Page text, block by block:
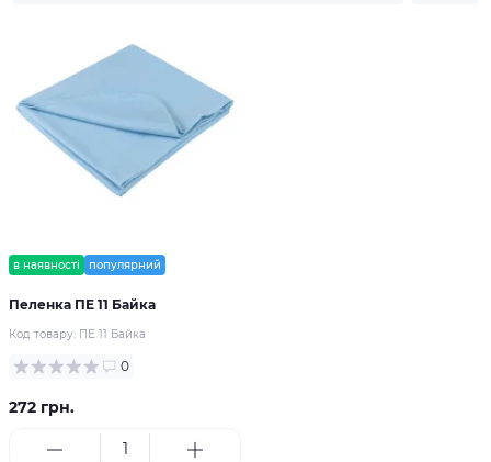
в наявності популярний
Пеленка ПЕ 11 Байка
Код товару: ПЕ 11 Байка
0
272 грн.